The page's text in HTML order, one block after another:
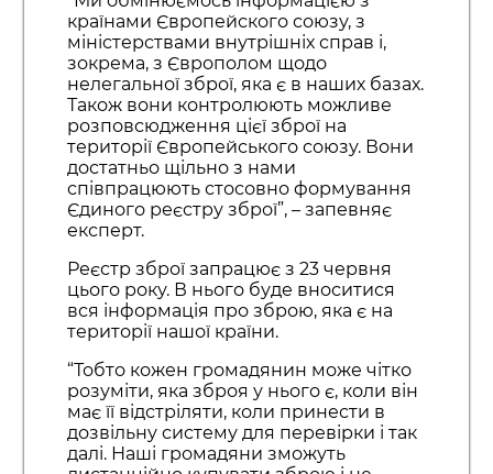
країнами Європейского союзу, з
міністерствами внутрішніх справ і,
зокрема, з Європолом щодо
нелегальної зброї, яка є в наших базах.
Також вони контролюють можливе
розповсюдження цієї зброї на
території Європейського союзу. Вони
достатньо щільно з нами
співпрацюють стосовно формування
Єдиного реєстру зброї”, – запевняє
експерт.
Реєстр зброї запрацює з 23 червня
цього року. В нього буде вноситися
вся інформація про зброю, яка є на
території нашої країни.
“Тобто кожен громадянин може чітко
розуміти, яка зброя у нього є, коли він
має її відстріляти, коли принести в
дозвільну систему для перевірки і так
далі. Наші громадяни зможуть